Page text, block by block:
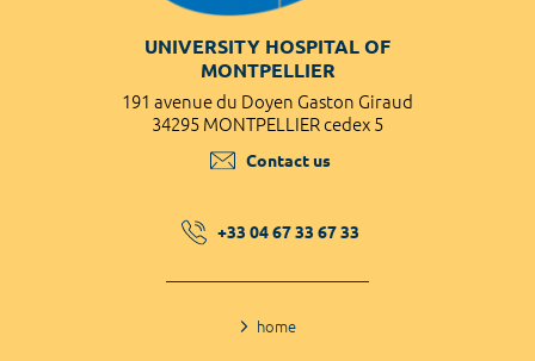
UNIVERSITY HOSPITAL OF
MONTPELLIER
191 avenue du Doyen Gaston Giraud
34295 MONTPELLIER cedex 5
Contact us
+33 04 67 33 67 33
home